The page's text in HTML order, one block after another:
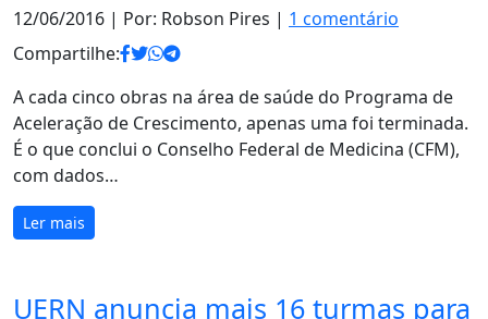
12/06/2016 | Por: Robson Pires | 1 comentário
Compartilhe:
A cada cinco obras na área de saúde do Programa de
Aceleração de Crescimento, apenas uma foi terminada.
É o que conclui o Conselho Federal de Medicina (CFM),
com dados…
Ler mais
UERN anuncia mais 16 turmas para